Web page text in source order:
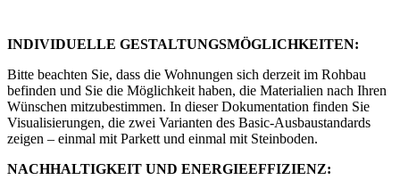
INDIVIDUELLE GESTALTUNGSMÖGLICHKEITEN:
Bitte beachten Sie, dass die Wohnungen sich derzeit im Rohbau
befinden und Sie die Möglichkeit haben, die Materialien nach Ihren
Wünschen mitzubestimmen. In dieser Dokumentation finden Sie
Visualisierungen, die zwei Varianten des Basic-Ausbaustandards
zeigen – einmal mit Parkett und einmal mit Steinboden.
NACHHALTIGKEIT UND ENERGIEEFFIZIENZ: